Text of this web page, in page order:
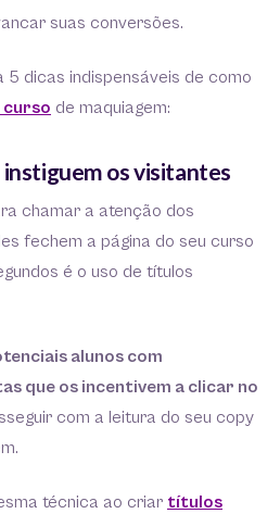
suas conversões.
5 dicas indispensáveis de como
curso de maquiagem:
os visitantes
chamar a atenção dos
fechem a página do seu curso
é o uso de títulos
alunos com
que os incentivem a clicar no
com a leitura do seu copy
técnica ao criar títulos